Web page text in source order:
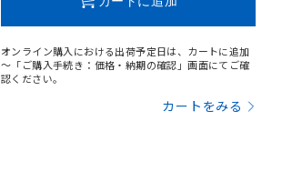
オンライン購入における出荷予定日は、カートに追加
～「ご購入手続き：価格・納期の確認」画面にてご確
認ください。
カートをみる